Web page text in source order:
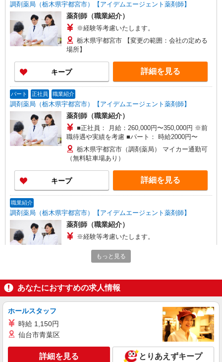
調剤薬局（栃木県宇都宮市）【アイデムエージェント薬剤師】
薬剤師（職業紹介）
※経験等考慮いたします。
栃木県宇都宮市 【変更の範囲：会社の定める
場所】
キープ 詳細を見る
パート 正社員 職業紹介
調剤薬局（栃木県宇都宮市）【アイデムエージェント薬剤師】
薬剤師（職業紹介）
■正社員： 月給：260,000円〜350,000円 ※前
職待遇や実績を考慮 ■パート： 時給2000円〜
栃木県宇都宮市（調剤薬局） マイカー通勤可
（無料駐車場あり）
キープ 詳細を見る
職業紹介
調剤薬局（栃木県宇都宮市）【アイデムエージェント薬剤師】
薬剤師（職業紹介）
※経験等考慮いたします。
栃木県宇都宮市 【変更の範囲：会社の定める
キープ 詳細を見る
職業紹介
調剤薬局（栃木県宇都宮市）【アイデムエージェント薬剤師】
栃木県宇都宮市 【変更の範囲：会社の定める
場所】
もっと見る
あなたにおすすめの求人情報
ホールスタッフ
時給 1,150円
仙台市青葉区
詳細を見る とりあえずキープ